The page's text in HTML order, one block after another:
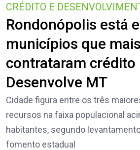
CRÉDITO E
Rondonópolis está
municípios que mais
contrataram crédito
Desenvolve MT
Cidade figura entre os três
recursos na faixa populacional
habitantes, segundo
fomento estadual